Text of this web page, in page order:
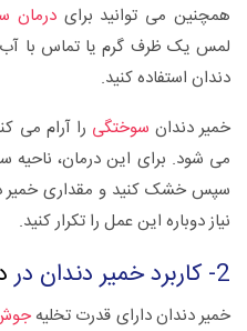
همچنین می توانید برایدرمان
لمس یک ظرف گرم یا تماس با
دندان استفاده کنید.
خمیر دندان سوختگی را آرام می
می شود. برای این درمان، ناحیه
سپس خشک کنید و مقداری خمیر
نیاز دوباره این عمل را تکرار کنید.
2- کاربرد خمیر دندان در
خمیر دندان دارای قدرت تخلیه